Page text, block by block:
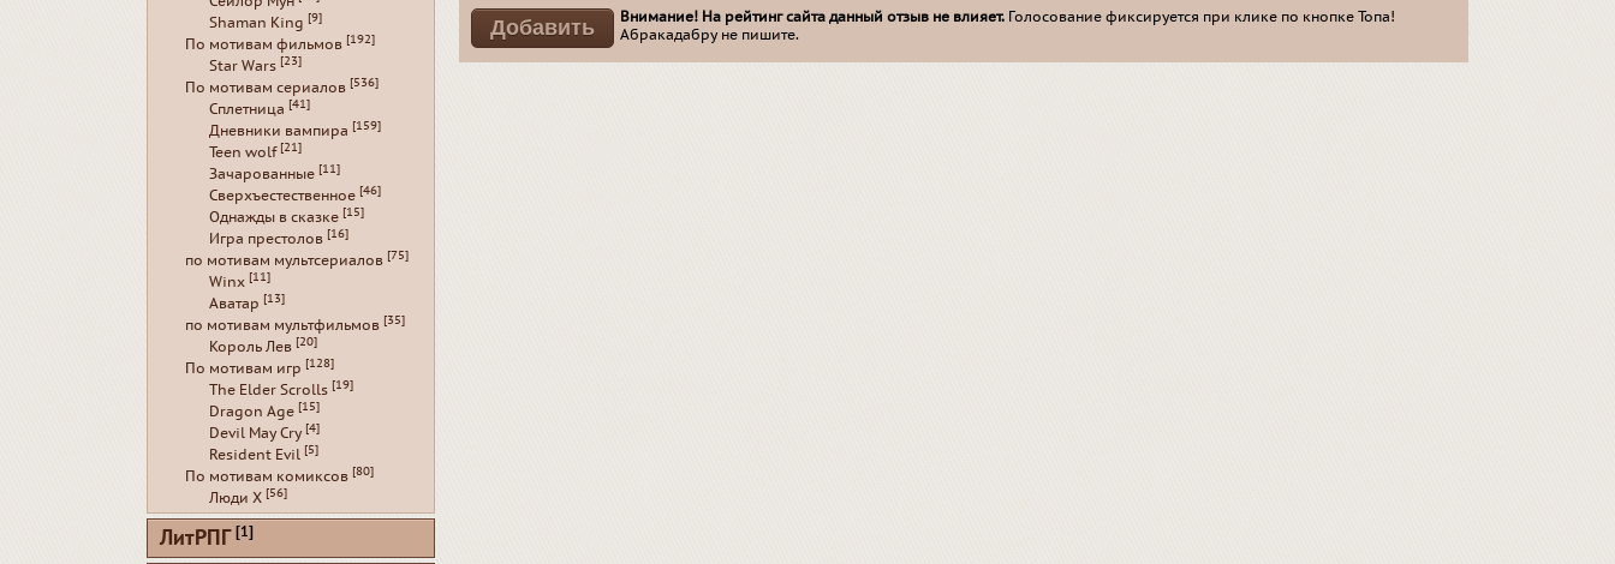
Внимание! На рейтинг сайта данный отзыв не влияет. Голосование фиксируется при клике по кнопке Топа!
Абракадабру не пишите.
Shaman King [9]
По мотивам фильмов [192]
Star Wars [23]
По мотивам сериалов [536]
Сплетница [41]
Дневники вампира [159]
Teen wolf [21]
Зачарованные [11]
Сверхъестественное [46]
Однажды в сказке [15]
Игра престолов [16]
по мотивам мультсериалов [75]
Winx [11]
Аватар [13]
по мотивам мультфильмов [35]
Король Лев [20]
По мотивам игр [128]
The Elder Scrolls [19]
Dragon Age [15]
Devil May Cry [4]
Resident Evil [5]
По мотивам комиксов [80]
Люди Х [56]
ЛитРПГ [1]